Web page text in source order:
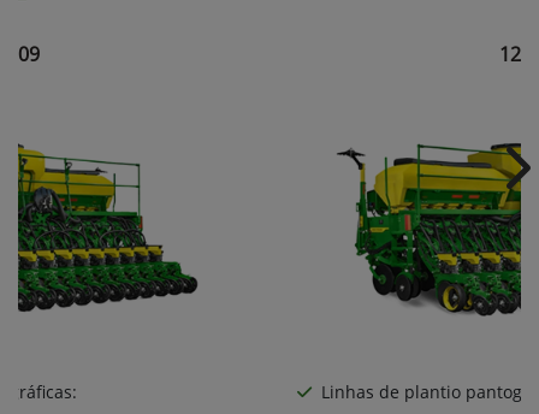
Linhas de plantio